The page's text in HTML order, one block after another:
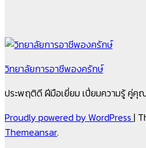
วิทยาลัยการอาชีพองครักษ์
ประพฤติดี ฝีมือเยี่ยม เปี่ยมความรู้ คู่คุ
Proudly powered by WordPress |
Themeansar.